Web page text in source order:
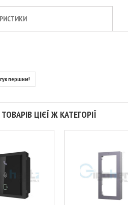
першим!
ЦІЄЇ Ж КАТЕГОРІЇ